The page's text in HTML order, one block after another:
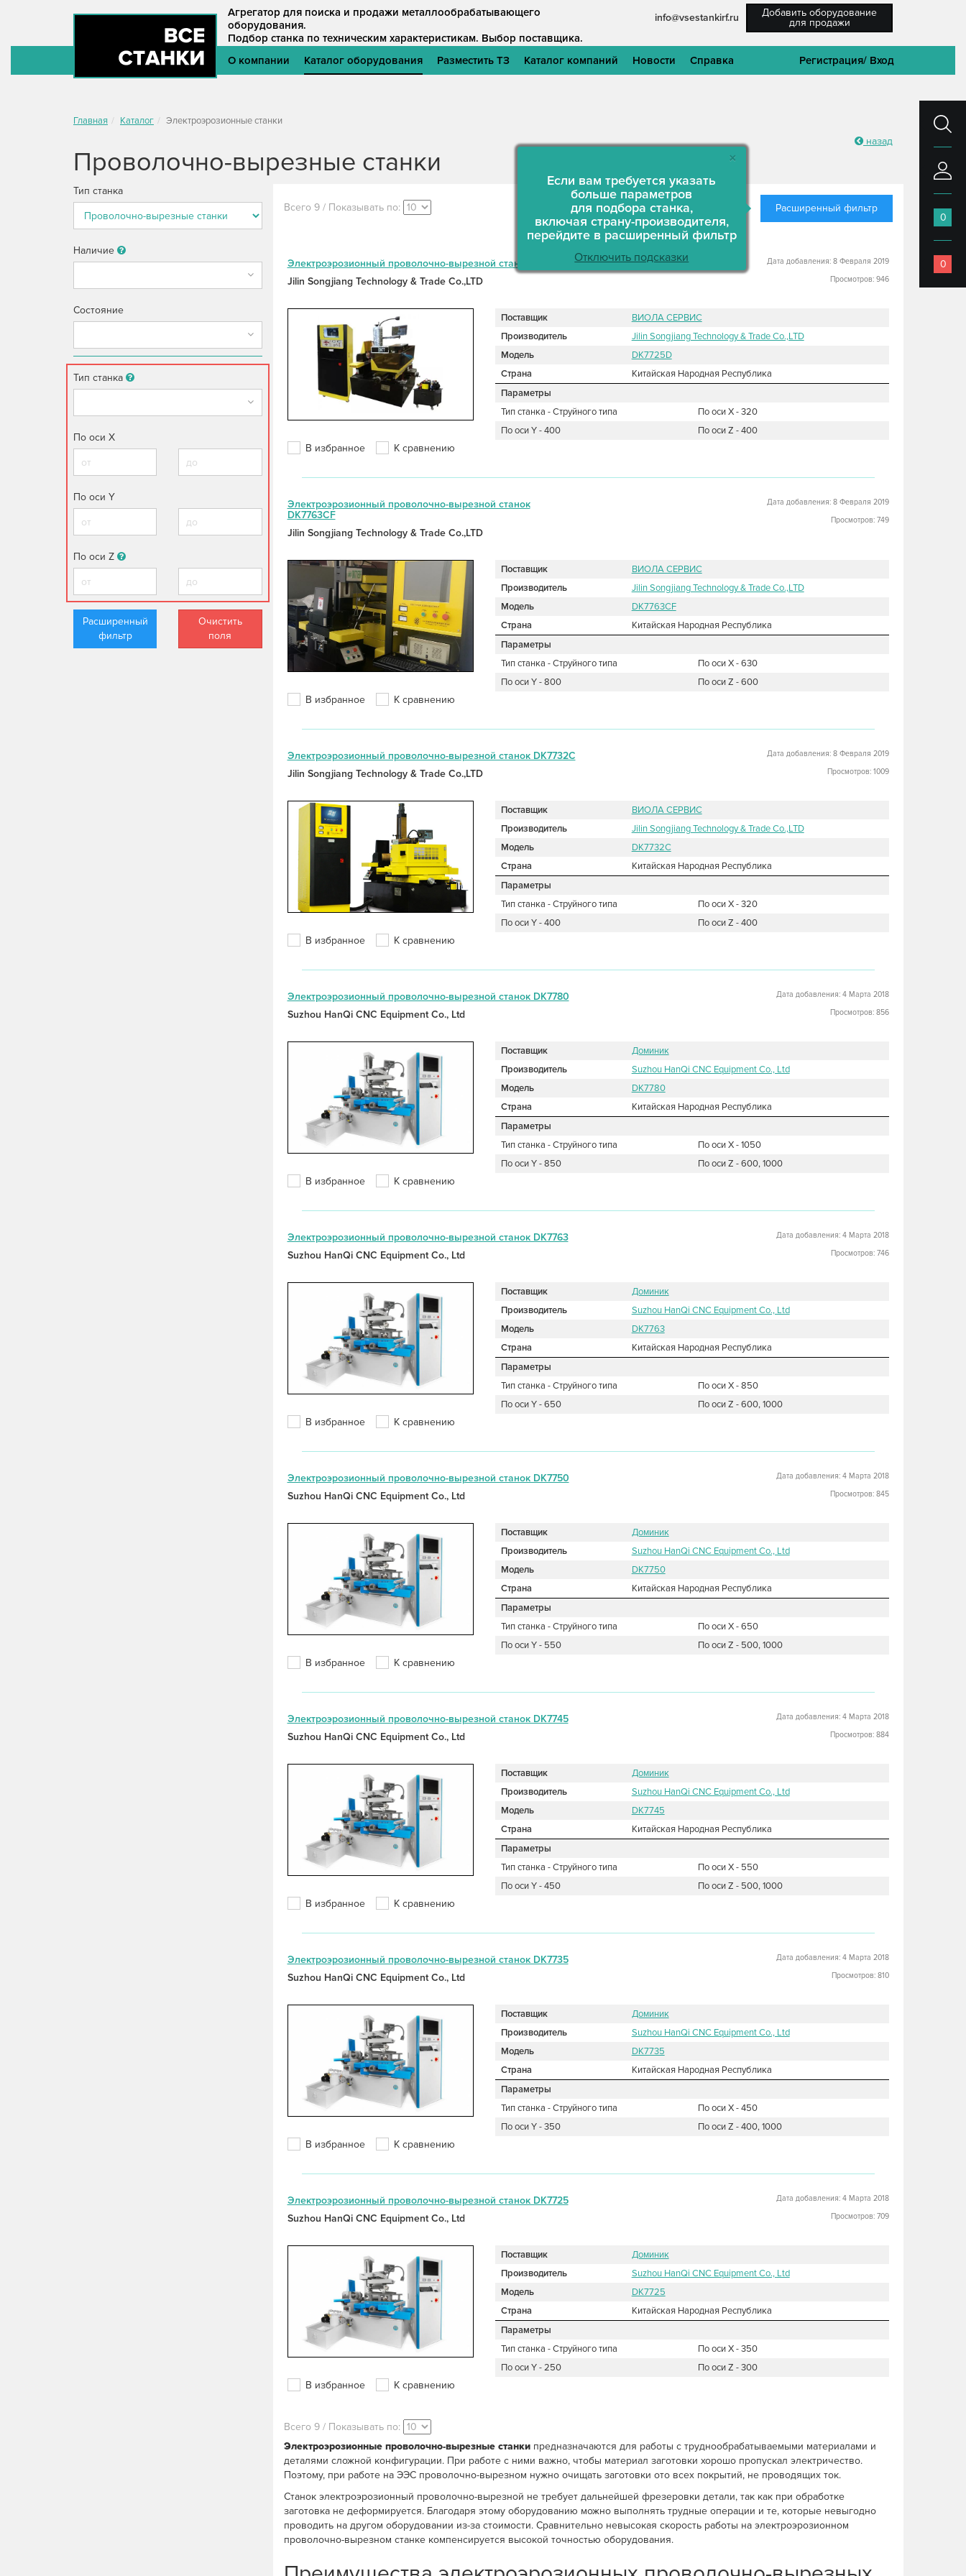
Агрегатор для поиска и продажи металлообрабатывающего
оборудования.
Подбор станка по техническим характеристикам. Выбор поставщика.
info@vsestankirf.ru
Добавить оборудование
для продажи
О компании Каталог оборудования Разместить ТЗ Каталог компаний Новости Справка Регистрация/ Вход
0
0
Главная Каталог Электроэрозионные станки
назад
Проволочно-вырезные станки
Тип станка
Наличие
Состояние
Тип станка
По оси X
По оси Y
По оси Z
Расширенный
фильтр
Очистить
поля
Всего 9 / Показывать по: Расширенный фильтр
Электроэрозионный проволочно-вырезной станок DK7725D
Jilin Songjiang Technology & Trade Co.,LTD
Дата добавления: 8 Февраля 2019
Просмотров: 946
В избранное К сравнению
Поставщик
ВИОЛА СЕРВИС
Производитель
Jilin Songjiang Technology & Trade Co.,LTD
Модель
DK7725D
Страна
Китайская Народная Республика
Параметры
Тип станка - Струйного типа
По оси X - 320
По оси Y - 400
По оси Z - 400
Электроэрозионный проволочно-вырезной станок
DK7763СF
Jilin Songjiang Technology & Trade Co.,LTD
Дата добавления: 8 Февраля 2019
Просмотров: 749
В избранное К сравнению
Поставщик
ВИОЛА СЕРВИС
Производитель
Jilin Songjiang Technology & Trade Co.,LTD
Модель
DK7763СF
Страна
Китайская Народная Республика
Параметры
Тип станка - Струйного типа
По оси X - 630
По оси Y - 800
По оси Z - 600
Электроэрозионный проволочно-вырезной станок DK7732C
Jilin Songjiang Technology & Trade Co.,LTD
Дата добавления: 8 Февраля 2019
Просмотров: 1009
В избранное К сравнению
Поставщик
ВИОЛА СЕРВИС
Производитель
Jilin Songjiang Technology & Trade Co.,LTD
Модель
DK7732C
Страна
Китайская Народная Республика
Параметры
Тип станка - Струйного типа
По оси X - 320
По оси Y - 400
По оси Z - 400
Электроэрозионный проволочно-вырезной станок DK7780
Suzhou HanQi CNC Equipment Co., Ltd
Дата добавления: 4 Марта 2018
Просмотров: 856
В избранное К сравнению
Поставщик
Доминик
Производитель
Suzhou HanQi CNC Equipment Co., Ltd
Модель
DK7780
Страна
Китайская Народная Республика
Параметры
Тип станка - Струйного типа
По оси X - 1050
По оси Y - 850
По оси Z - 600, 1000
Электроэрозионный проволочно-вырезной станок DK7763
Suzhou HanQi CNC Equipment Co., Ltd
Дата добавления: 4 Марта 2018
Просмотров: 746
В избранное К сравнению
Поставщик
Доминик
Производитель
Suzhou HanQi CNC Equipment Co., Ltd
Модель
DK7763
Страна
Китайская Народная Республика
Параметры
Тип станка - Струйного типа
По оси X - 850
По оси Y - 650
По оси Z - 600, 1000
Электроэрозионный проволочно-вырезной станок DK7750
Suzhou HanQi CNC Equipment Co., Ltd
Дата добавления: 4 Марта 2018
Просмотров: 845
В избранное К сравнению
Поставщик
Доминик
Производитель
Suzhou HanQi CNC Equipment Co., Ltd
Модель
DK7750
Страна
Китайская Народная Республика
Параметры
Тип станка - Струйного типа
По оси X - 650
По оси Y - 550
По оси Z - 500, 1000
Электроэрозионный проволочно-вырезной станок DK7745
Suzhou HanQi CNC Equipment Co., Ltd
Дата добавления: 4 Марта 2018
Просмотров: 884
В избранное К сравнению
Поставщик
Доминик
Производитель
Suzhou HanQi CNC Equipment Co., Ltd
Модель
DK7745
Страна
Китайская Народная Республика
Параметры
Тип станка - Струйного типа
По оси X - 550
По оси Y - 450
По оси Z - 500, 1000
Электроэрозионный проволочно-вырезной станок DK7735
Suzhou HanQi CNC Equipment Co., Ltd
Дата добавления: 4 Марта 2018
Просмотров: 810
В избранное К сравнению
Поставщик
Доминик
Производитель
Suzhou HanQi CNC Equipment Co., Ltd
Модель
DK7735
Страна
Китайская Народная Республика
Параметры
Тип станка - Струйного типа
По оси X - 450
По оси Y - 350
По оси Z - 400, 1000
Электроэрозионный проволочно-вырезной станок DK7725
Suzhou HanQi CNC Equipment Co., Ltd
Дата добавления: 4 Марта 2018
Просмотров: 709
В избранное К сравнению
Поставщик
Доминик
Производитель
Suzhou HanQi CNC Equipment Co., Ltd
Модель
DK7725
Страна
Китайская Народная Республика
Параметры
Тип станка - Струйного типа
По оси X - 350
По оси Y - 250
По оси Z - 300
Всего 9 / Показывать по:
Электроэрозионные проволочно-вырезные станкипредназначаются для работы с труднообрабатываемыми материалами и
деталями сложной конфигурации. При работе с ними важно, чтобы материал заготовки хорошо пропускал электричество.
Поэтому, при работе на ЭЭС проволочно-вырезном нужно очищать заготовки ото всех покрытий, не проводящих ток.
Станок электроэрозионный проволочно-вырезной не требует дальнейшей фрезеровки детали, так как при обработке
заготовка не деформируется. Благодаря этому оборудованию можно выполнять трудные операции и те, которые невыгодно
проводить на другом оборудовании из-за стоимости. Сравнительно невысокая скорость работы на электроэрозионном
проволочно-вырезном станке компенсируется высокой точностью оборудования.
×
Если вам требуется указать
больше параметров
для подбора станка,
включая страну-производителя,
перейдите в расширенный фильтр
Отключить подсказки